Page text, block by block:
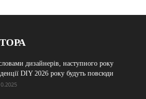
дизайнерів, наступного року
DIY 2026 року будуть повсюди